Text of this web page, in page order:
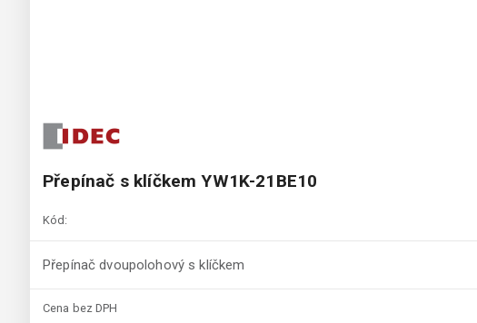
Přepínač s klíčkem YW1K-21BE10
Kód:
Přepínač dvoupolohový s klíčkem
Cena bez DPH